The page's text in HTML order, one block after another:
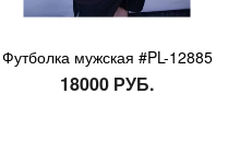
Футболка мужская #PL-12885
18000 РУБ.